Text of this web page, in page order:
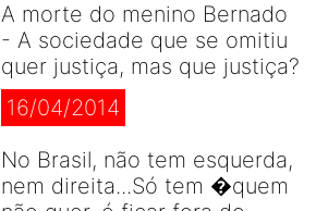
A morte do menino Bernado
- A sociedade que se omitiu
quer justiça, mas que justiça?
16/04/2014
No Brasil, não tem esquerda,
nem direita...Só tem �quem